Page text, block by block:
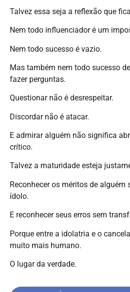
Talvez essa seja a reflexão que
Nem todo influenciador é um
Nem todo sucesso é vazio.
Mas também nem todo sucesso
fazer perguntas.
Questionar não é desrespeitar.
Discordar não é atacar.
E admirar alguém não significa
crítico.
Talvez a maturidade esteja
Reconhecer os méritos de alguém
ídolo.
E reconhecer seus erros sem
Porque entre a idolatria e o
muito mais humano.
O lugar da verdade.